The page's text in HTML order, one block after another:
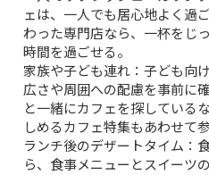
ェは、一人でも居心地よく過
わった専門店なら、一杯をじ
時間を過ごせる。
家族や子ども連れ： 子ども向
広さや周囲への配慮を事前に
と一緒にカフェを探している
しめるカフェ特集もあわせて
ランチ後のデザートタイム：
ら、食事メニューとスイーツ